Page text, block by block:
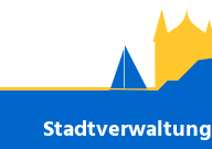
Stadtverwaltung